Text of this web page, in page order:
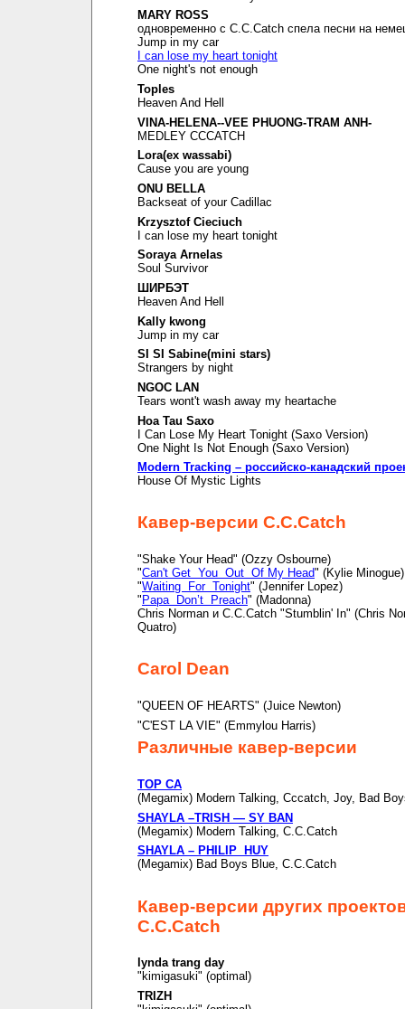
MARY ROSS
одновременно с C.C.Catch спела песни на
Jump in my car
I can lose my heart tonight
One night's not enough
Toples
Heaven And Hell
VINA-HELENA--VEE PHUONG-TRAM ANH-
MEDLEY CCCATCH
Lora(ex wassabi)
Cause you are young
ONU BELLA
Backseat of your Cadillac
Krzysztof Cieciuch
I can lose my heart tonight
Soraya Arnelas
Soul Survivor
ШИРБЭТ
Heaven And Hell
Kally kwong
Jump in my car
SI SI Sabine(mini stars)
Strangers by night
NGOC LAN
Tears wont't wash away my heartache
Hoa Tau Saxo
I Can Lose My Heart Tonight (Saxo Version)
One Night Is Not Enough (Saxo Version)
Modern Tracking – российско-канадский
House Of Mystic Lights
Кавер-версии C.C.Catch
"Shake Your Head" (Ozzy Osbourne)
"Can't Get You Out Of My Head" (Kylie Minogue)
"Waiting For Tonight" (Jennifer Lopez)
" Papa Don’t Preach" (Madonna)
Chris Norman и C.C.Catch "Stumblin' In" (Chris
Quatro)
Carol Dean
"QUEEN OF HEARTS" (Juice Newton)
"C'EST LA VIE" (Emmylou Harris)
Различные кавер-версии
TOP CA
(Megamix) Modern Talking, Cccatch, Joy, Bad
SHAYLA –TRISH — SY BAN
(Megamix) Modern Talking, C.C.Catch
SHAYLA – PHILIP HUY
(Megamix) Bad Boys Blue, C.C.Catch
Кавер-версии других
C.C.Catch
lynda trang day
"kimigasuki" (optimal)
TRIZH